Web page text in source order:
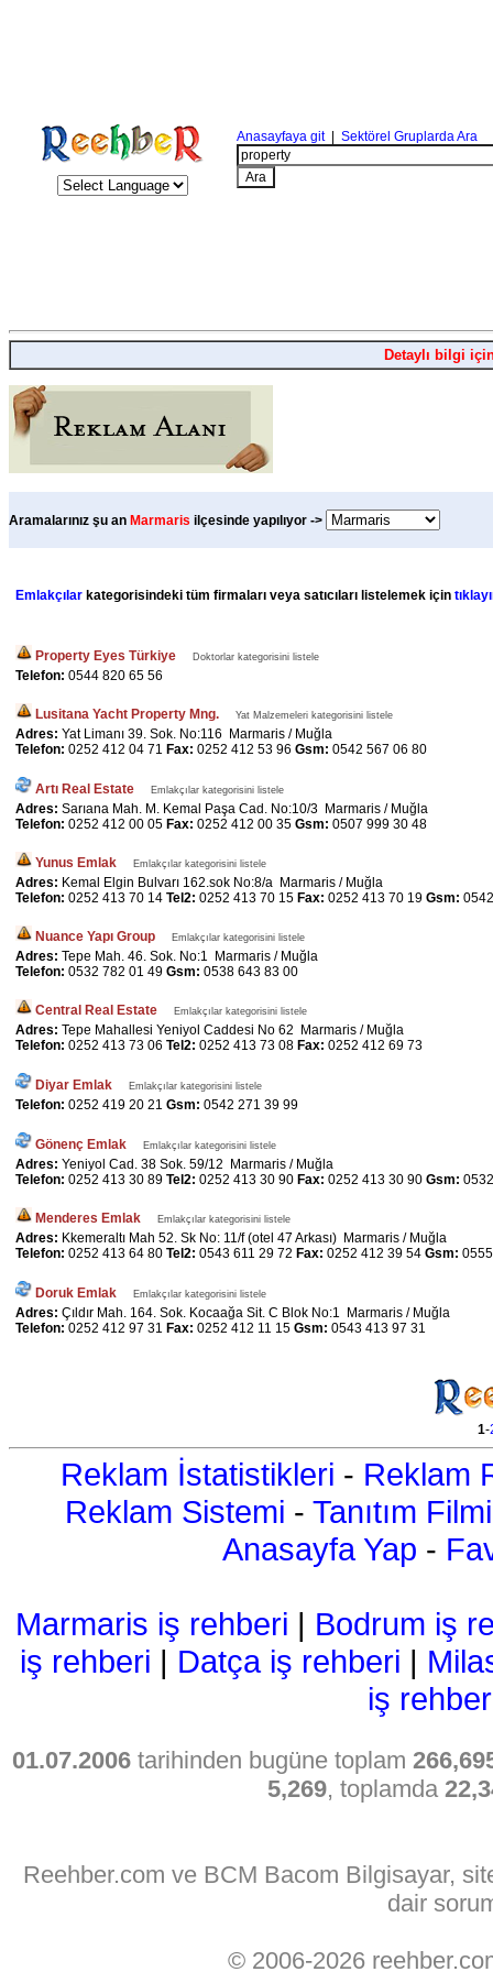
Anasayfaya git| Sektörel Gruplarda Ara
Detaylı bilgi
Aramalarınız şu an Marmaris ilçesinde yapılıyor ->
Emlakçılar kategorisindeki tüm firmaları veya satıcıları listelemek için
Property Eyes Türkiye Doktorlar kategorisini listele
Telefon: 0544 820 65 56
Lusitana Yacht Property Mng. Yat Malzemeleri kategorisini listele
Adres: Yat Limanı 39. Sok. No:116 Marmaris / Muğla
Telefon: 0252 412 04 71 Fax: 0252 412 53 96 Gsm: 0542 567 06 80
Artı Real Estate Emlakçılar kategorisini listele
Adres: Sarıana Mah. M. Kemal Paşa Cad. No:10/3 Marmaris / Muğla
Telefon: 0252 412 00 05 Fax: 0252 412 00 35 Gsm: 0507 999 30 48
Yunus Emlak Emlakçılar kategorisini listele
Adres: Kemal Elgin Bulvarı 162.sok No:8/a Marmaris / Muğla
Telefon: 0252 413 70 14 Tel2: 0252 413 70 15 Fax: 0252 413 70 19 Gsm:
Nuance Yapı Group Emlakçılar kategorisini listele
Adres: Tepe Mah. 46. Sok. No:1 Marmaris / Muğla
Telefon: 0532 782 01 49 Gsm: 0538 643 83 00
Central Real Estate Emlakçılar kategorisini listele
Adres: Tepe Mahallesi Yeniyol Caddesi No 62 Marmaris / Muğla
Telefon: 0252 413 73 06 Tel2: 0252 413 73 08 Fax: 0252 412 69 73
Diyar Emlak Emlakçılar kategorisini listele
Telefon: 0252 419 20 21 Gsm: 0542 271 39 99
Gönenç Emlak Emlakçılar kategorisini listele
Adres: Yeniyol Cad. 38 Sok. 59/12 Marmaris / Muğla
Telefon: 0252 413 30 89 Tel2: 0252 413 30 90 Fax: 0252 413 30 90 Gsm:
Menderes Emlak Emlakçılar kategorisini listele
Adres: Kkemeraltı Mah 52. Sk No: 11/f (otel 47 Arkası) Marmaris / Muğla
Telefon: 0252 413 64 80 Tel2: 0543 611 29 72 Fax: 0252 412 39 54 Gsm:
Doruk Emlak Emlakçılar kategorisini listele
Adres: Çıldır Mah. 164. Sok. Kocaağa Sit. C Blok No:1 Marmaris / Muğla
Telefon: 0252 412 97 31 Fax: 0252 412 11 15 Gsm: 0543 413 97 31
1-
Reklam İstatistikleri - Reklam
Reklam Sistemi - Tanıtım Filmi
Anasayfa Yap -
Marmaris iş rehberi | Bodrum iş
iş rehberi | Datça iş rehberi |
iş
01.07.2006 tarihinden bugüne toplam
5,269, toplamda
Reehber.com ve BCM Bacom Bilgisayar,
dair
© 2006-2026